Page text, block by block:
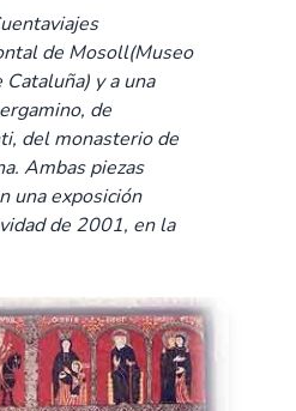
de Mosoll(Museo
y a una
de
del monasterio de
Ambas piezas
una exposición
de 2001, en la